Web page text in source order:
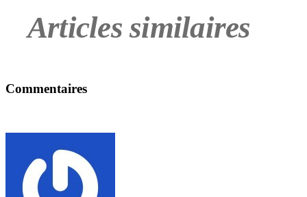
Articles similaires
Commentaires
papa